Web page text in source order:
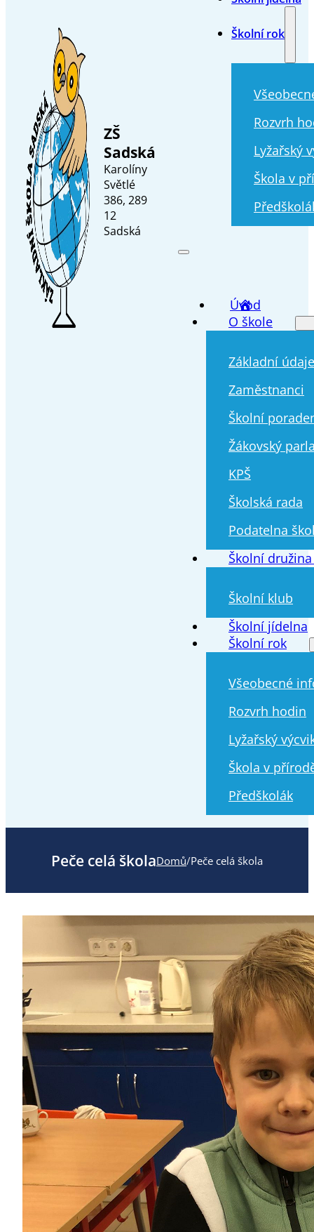
ZŠ
Sadská
Karolíny
Světlé
386, 289
12
Sadská
Školní rok
Rozvrh
Lyžařský
Škola v
Úvod
O škole
Základní údaje
Zaměstnanci
Školní
Žákovský
KPŠ
Školská rada
Podatelna
Školní
Školní klub
Školní jídelna
Školní rok
Všeobecné
Rozvrh hodin
Lyžařský
Škola v
Předškolák
Peče celá školaDomů/Peče celá škola